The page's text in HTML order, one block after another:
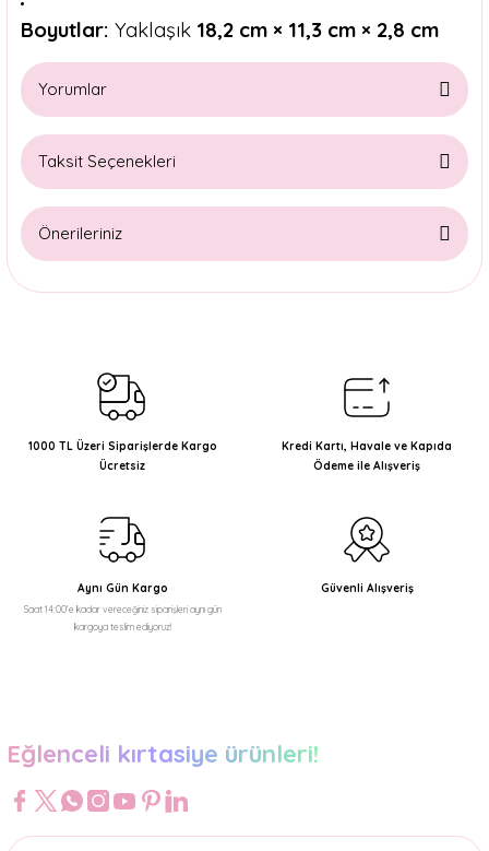
Boyutlar: Yaklaşık 18,2 cm × 11,3 cm × 2,8 cm
Yorumlar
Taksit Seçenekleri
Önerileriniz
Bu ürünün fiyat bilgisi, resim, ürün açıklamalarında ve diğer
Ürün resmi kalitesiz, bozuk veya görüntülenemiyor.
Ürün açıklamasında eksik bilgiler bulunuyor.
Ürün bilgilerinde hatalar bulunuyor.
Bu ürüne benzer farklı alternatifler olmalı.
1000 TL Üzeri Siparişlerde Kargo
Ücretsiz
Kredi Kartı, Havale ve Kapıda
Ödeme ile Alışveriş
Aynı Gün Kargo
Saat 14:00'e kadar vereceğiniz siparişleri aynı gün
kargoya teslim ediyoruz!
Güvenli Alışveriş
Eğlenceli kırtasiye ürünleri!